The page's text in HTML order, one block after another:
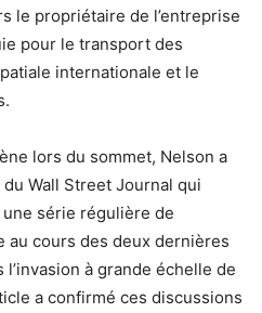
le propriétaire de l’entreprise
pour le transport des
internationale et le
lors du sommet, Nelson a
Wall Street Journal qui
série régulière de
au cours des deux dernières
à grande échelle de
a confirmé ces discussions